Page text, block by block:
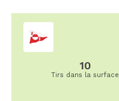
10
Tirs dans la surface